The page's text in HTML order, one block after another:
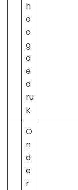
h
o
o
g
d
e
d
ru
k
O
n
d
e
r